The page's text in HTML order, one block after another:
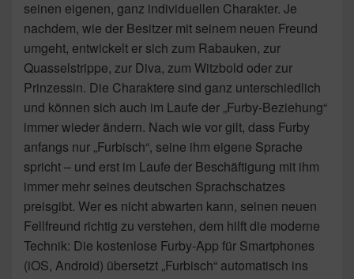
seinen eigenen, ganz individuellen Charakter. Je
nachdem, wie der Besitzer mit seinem neuen Freund
umgeht, entwickelt er sich zum Rabauken, zur
Quasselstrippe, zur Diva, zum Witzbold oder zur
Prinzessin. Die Charaktere sind ganz unterschiedlich
und können sich auch im Laufe der „Furby-Beziehung“
immer wieder ändern. Nach wie vor gilt, dass Furby
anfangs nur „Furbisch“, seine ihm eigene Sprache
spricht – und erst im Laufe der Beschäftigung mit ihm
immer mehr seines deutschen Sprachschatzes
preisgibt. Wer es nicht abwarten kann, seinen neuen
Fellfreund richtig zu verstehen, dem hilft die moderne
Technik: Die kostenlose Furby-App für Smartphones
(iOS, Android) übersetzt „Furbisch“ automatisch ins